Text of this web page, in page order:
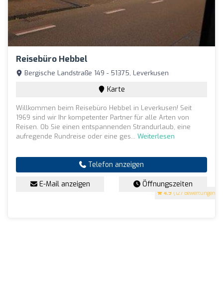
Reisebüro Hebbel
4.9 (127 Bewertungen)
Bergische Landstraße 149 - 51375, Leverkusen
Karte
Willkommen beim Reisebüro Hebbel in Leverkusen! Seit
1969 sind wir Ihr kompetenter Partner für alle Arten von
Reisen. Ob Sie einen entspannenden Strandurlaub, eine
aufregende Rundreise oder eine ges... Weiterlesen
Telefon anzeigen
E-Mail anzeigen Öffnungszeiten